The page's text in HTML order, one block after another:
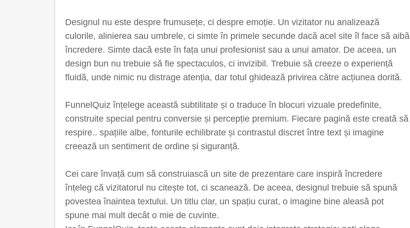
Designul nu este despre frumusețe, ci despre emoție. Un vizitator nu analizează
culorile, alinierea sau umbrele, ci simte în primele secunde dacă acel site îl face să aibă
încredere. Simte dacă este în fața unui profesionist sau a unui amator. De aceea, un
design bun nu trebuie să fie spectaculos, ci invizibil. Trebuie să creeze o experiență
fluidă, unde nimic nu distrage atenția, dar totul ghidează privirea către acțiunea dorită.
FunnelQuiz înțelege această subtilitate și o traduce în blocuri vizuale predefinite,
construite special pentru conversie și percepție premium. Fiecare pagină este creată să
respire.. spațiile albe, fonturile echilibrate și contrastul discret între text și imagine
creează un sentiment de ordine și siguranță.
Cei care învață cum să construiască un site de prezentare care inspiră încredere
înțeleg că vizitatorul nu citește tot, ci scanează. De aceea, designul trebuie să spună
povestea înaintea textului. Un titlu clar, un spațiu curat, o imagine bine aleasă pot
spune mai mult decât o mie de cuvinte.